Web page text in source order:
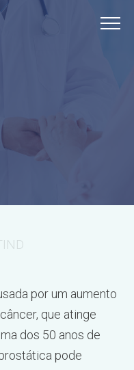
por um aumento
que atinge
dos 50 anos de
pode